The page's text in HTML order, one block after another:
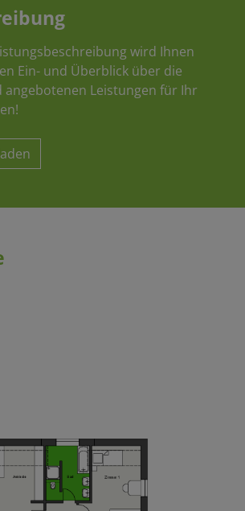
wird Ihnen
Ein- und Überblick über die
angebotenen Leistungen für Ihr